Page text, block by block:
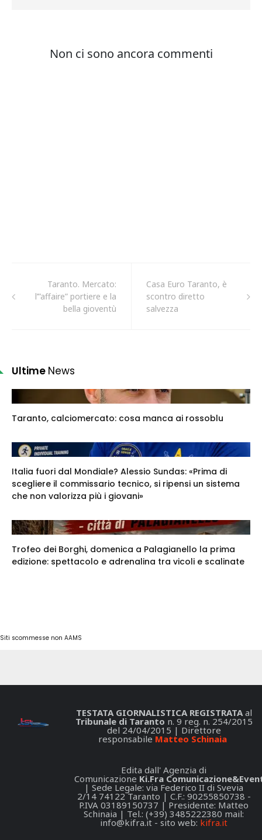
Taranto. Mercato:
l’”affaire” portiere e la
bella gioventù
Casa Euro Taranto, è
scontro diretto
salvezza
Ultime News
Taranto, calciomercato: cosa manca ai rossoblu
Italia fuori dal Mondiale? Alessio Sundas: «Prima di
scegliere il commissario tecnico, si ripensi un sistema
che non valorizza più i giovani»
Trofeo dei Borghi, domenica a Palagianello la prima
edizione: spettacolo e adrenalina tra vicoli e scalinate
Siti scommesse non AAMS
TESTATA GIORNALISTICA REGISTRATAal
Tribunale di Taranto n. 9 reg. n. 254/2015
del 24/04/2015 | Direttore
responsabile Matteo Schinaia
Edita dall' Agenzia di
Comunicazione Ki.Fra
| Sede Legale: via Federico II di Svevia
2/14 74122 Taranto | C.F.: 90255850738 -
P.IVA 03189150737 | Presidente: Matteo
Schinaia | Tel.: (+39) 3485222380 mail:
info@kifra.it - sito web: kifra.it